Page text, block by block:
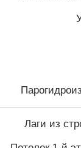
Лаги из